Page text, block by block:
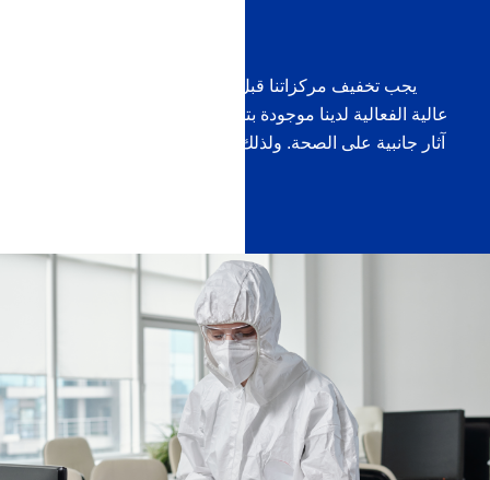
يجب تخفيف مركزاتنا قبل الاستخدام. مطهرات الأسطح
عالية الفعالية لدينا موجودة بتركيزات عالية مما قد يكون لها
آثار جانبية على الصحة. ولذلك يوصى بشدة بارتداء القفازات